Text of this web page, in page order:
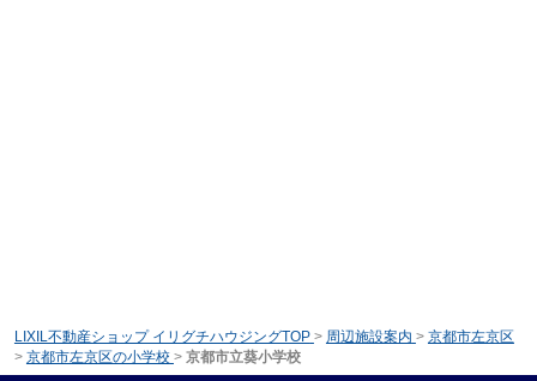
LIXIL不動産ショップ イリグチハウジングTOP > 周辺施設案内 > 京都市左京区
> 京都市左京区の小学校 > 京都市立葵小学校